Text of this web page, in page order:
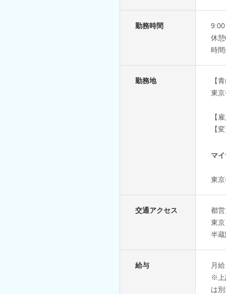
勤務時間
休
時
勤務地
【
東
【
【
マ
東
交通アクセス
都
東
半
給与
月
※上
は